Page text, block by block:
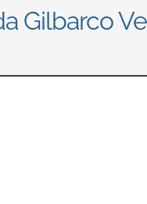
Gilbarco